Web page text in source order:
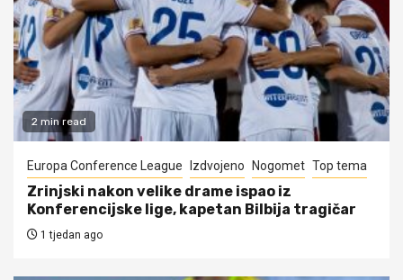
2 min read
Europa Conference League Izdvojeno Nogomet Top tema
Zrinjski nakon velike drame ispao iz
Konferencijske lige, kapetan Bilbija tragičar
1 tjedan ago